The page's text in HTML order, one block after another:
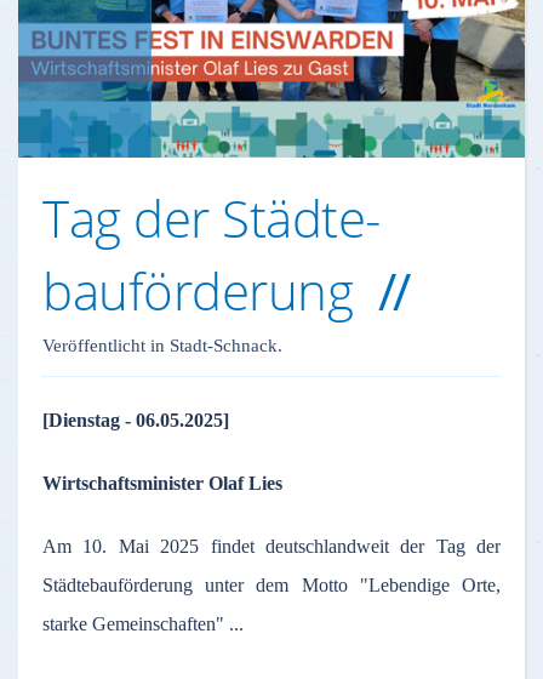
Tag der Städte-
bauförderung
Veröffentlicht in Stadt-Schnack.
[Dienstag - 06.05.2025]
Wirtschaftsminister Olaf Lies
Am 10. Mai 2025 findet deutschlandweit der Tag der
Städtebauförderung unter dem Motto "Lebendige Orte,
starke Gemeinschaften" ...